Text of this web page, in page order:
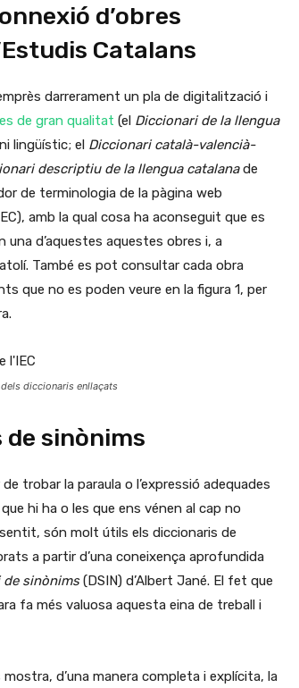
d’obres
Catalans
darrerament un pla de digitalització i
de gran qualitat (el Diccionari de la llengua
lingüístic; el Diccionari català-valencià-
descriptiu de la llengua catalanade
de terminologia de la pàgina web
amb la qual cosa ha aconseguit que es
d’aquestes aquestes obres i, a
També es pot consultar cada obra
que no es poden veure en la figura 1, per
diccionaris enllaçats
sinònims
trobar la paraula o l’expressió adequades
hi ha o les que ens vénen al cap no
són molt útils els diccionaris de
a partir d’una coneixença aprofundida
de sinònims(DSIN) d’Albert Jané. El fet que
fa més valuosa aquesta eina de treball i
d’una manera completa i explícita, la